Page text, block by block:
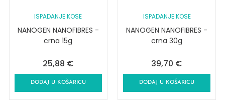
ISPADANJE KOSE
NANOGEN NANOFIBRES -
crna 15g
25,88 €
DODAJ U KOŠARICU
ISPADANJE KOSE
NANOGEN NANOFIBRES -
crna 30g
39,70 €
DODAJ U KOŠARICU